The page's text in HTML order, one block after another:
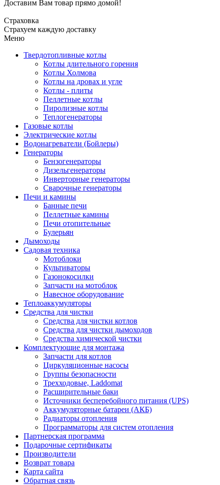
Доставим Вам товар прямо домой!
Страховка
Страхуем каждую доставку
Меню
Твердотопливные котлы
Котлы длительного горения
Котлы Холмова
Котлы на дровах и угле
Котлы - плиты
Пеллетные котлы
Пиролизные котлы
Теплогенераторы
Газовые котлы
Электрические котлы
Водонагреватели (Бойлеры)
Генераторы
Бензогенераторы
Дизельгенераторы
Инверторные генераторы
Сварочные генераторы
Печи и камины
Банные печи
Пеллетные камины
Печи отопительные
Булерьян
Дымоходы
Садовая техника
Мотоблоки
Культиваторы
Газонокосилки
Запчасти на мотоблок
Навесное оборудование
Теплоаккумуляторы
Средства для чистки
Средства для чистки котлов
Средства для чистки дымоходов
Средства химической чистки
Комплектующие для монтажа
Запчасти для котлов
Циркуляционные насосы
Группы безопасности
Трехходовые, Laddomat
Расширительные баки
Источники бесперебойного питания (UPS)
Аккумуляторные батареи (АКБ)
Радиаторы отопления
Программаторы для систем отопления
Партнерская программа
Подарочные сертификаты
Производители
Возврат товара
Карта сайта
Обратная связь